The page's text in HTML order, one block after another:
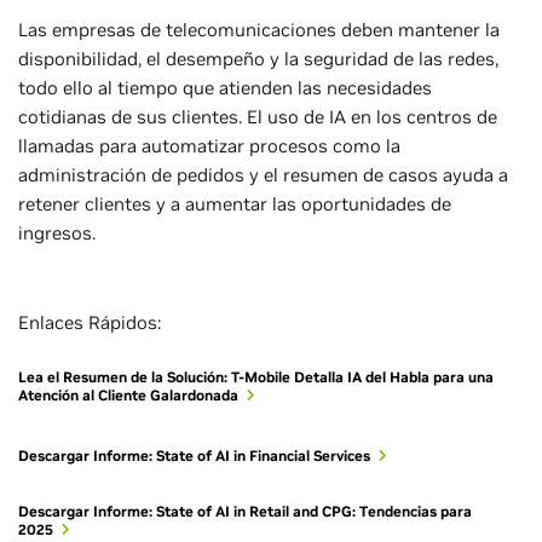
Las empresas de telecomunicaciones deben mantener la
disponibilidad, el desempeño y la seguridad de las redes,
todo ello al tiempo que atienden las necesidades
cotidianas de sus clientes. El uso de IA en los centros de
llamadas para automatizar procesos como la
administración de pedidos y el resumen de casos ayuda a
retener clientes y a aumentar las oportunidades de
ingresos.
Enlaces Rápidos:
Lea el Resumen de la Solución: T-Mobile Detalla IA del Habla para una
Atención al Cliente Galardonada
Descargar Informe: State of AI in Financial Services
Descargar Informe: State of AI in Retail and CPG: Tendencias para
2025